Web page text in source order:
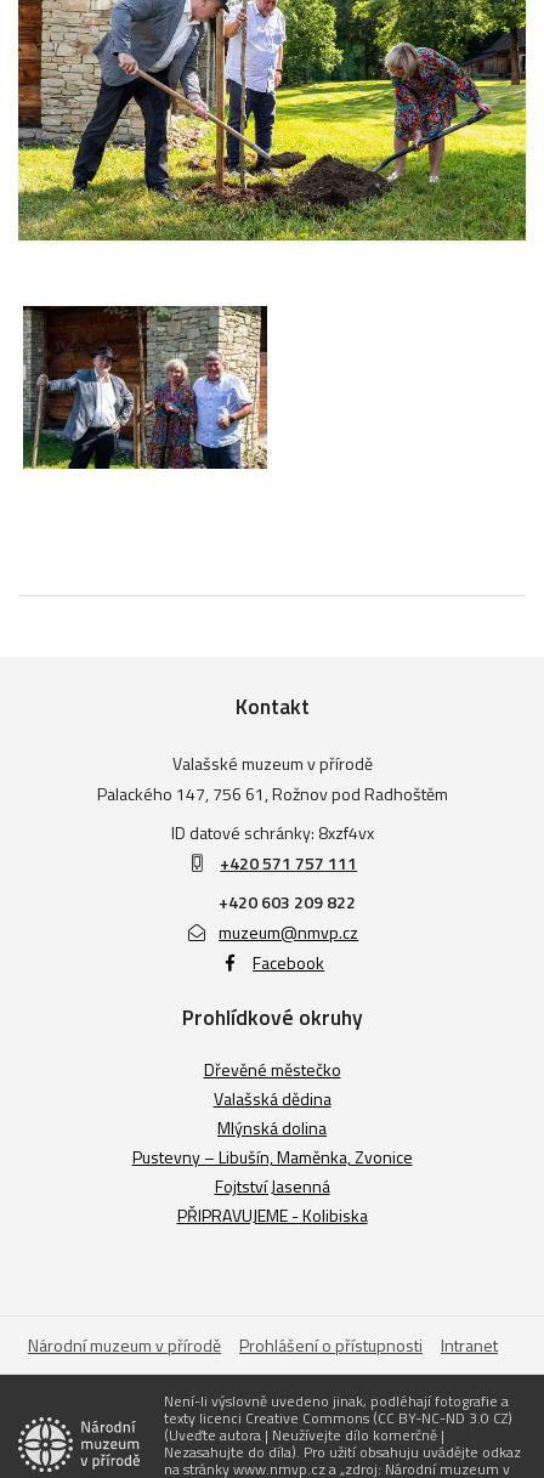
Kontakt
Valašské muzeum v přírodě
Palackého 147, 756 61, Rožnov pod Radhoštěm
ID datové schránky: 8xzf4vx
+420 571 757 111
+420 603 209 822
muzeum@nmvp.cz
Facebook
Prohlídkové okruhy
Dřevěné městečko
Valašská dědina
Mlýnská dolina
Pustevny – Libušín, Maměnka, Zvonice
Fojtství Jasenná
PŘIPRAVUJEME - Kolibiska
Národní muzeum v přírodě Prohlášení o přístupnosti Intranet
Není-li výslovně uvedeno jinak, podléhají fotografie a
texty licenci Creative Commons (CC BY-NC-ND 3.0 CZ)
(Uveďte autora | Neužívejte dílo komerčně |
Nezasahujte do díla). Pro užití obsahuju uvádějte odkaz
na stránky www.nmvp.cz a „zdroj: Národní muzeum v